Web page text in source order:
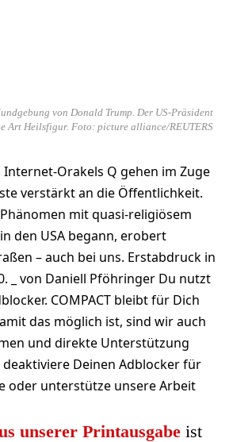
von Donald Trump. Der US-Präsident
Art Heilsfigur. Foto: picture alliance/REUTERS
Internet-Orakels Q gehen im Zuge
verstärkt an die Öffentlichkeit.
mit quasi-religiösem
den USA begann, erobert
– auch bei uns. Erstabdruck in
_ von Daniell Pföhringer Du nutzt
COMPACT bleibt für Dich
das möglich ist, sind wir auch
und direkte Unterstützung
Deinen Adblocker für
oder unterstütze unsere Arbeit
unserer Printausgabe ist